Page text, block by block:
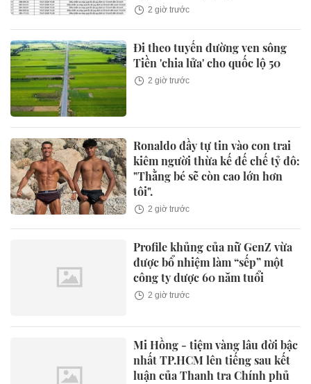
2 giờ trước
Đi theo tuyến đường ven sông
Tiền 'chia lửa' cho quốc lộ 50
2 giờ trước
Ronaldo đầy tự tin vào con trai
kiêm người thừa kế đế chế tỷ đô:
"Thằng bé sẽ còn cao lớn hơn
tôi".
2 giờ trước
Profile khủng của nữ GenZ vừa
được bổ nhiệm làm “sếp” một
công ty dược 60 năm tuổi
2 giờ trước
Mi Hồng - tiệm vàng lâu đời bậc
nhất TP.HCM lên tiếng sau kết
luận của Thanh tra Chính phủ